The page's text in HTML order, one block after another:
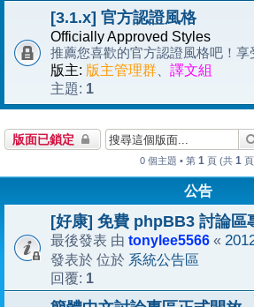
[3.1.x] 官方認證風格
Officially Approved Styles
推薦您喜歡的官方認證風格吧！享
版主: 版主管理群
譯文組
主題: 1
版面已鎖定
0 個主題 • 第 1 頁 (共 1
公告
[好康] 免費 phpBB3 討論區
最後發表 由 tonylee5566 «
發表於 位於 系統公告區
回覆: 1